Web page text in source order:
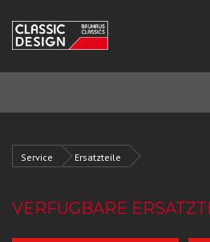
Service Ersatzteile
VERFÜGBARE